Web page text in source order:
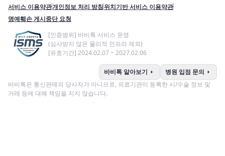
서비스 이용약관개인정보 처리 방침위치기반 서비스 이용약관
명예훼손 게시중단 요청
[인증범위] 바비톡 서비스 운영
(심사받지 않은 물리적 인프라 제외)
[유효기간] 2024.02.07 ~ 2027.02.06
바비톡 알아보기 arrow_right 병원 입점 문의 arrow_right
바비톡은 통신판매의 당사자가 아니므로, 의료기관이 등록한 시/수술 정보 및
거래 등에 대해 책임을 지지 않습니다.